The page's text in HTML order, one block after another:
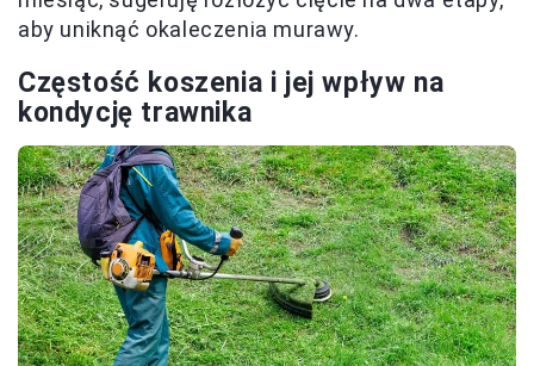
aby uniknąć okaleczenia murawy.
Częstość koszenia i jej wpływ na
kondycję trawnika